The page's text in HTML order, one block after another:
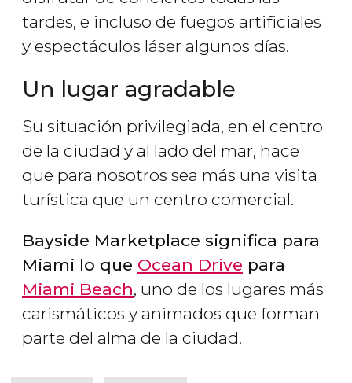
tardes, e incluso de fuegos artificiales
y espectáculos láser algunos días.
Un lugar agradable
Su situación privilegiada, en el centro
de la ciudad y al lado del mar, hace
que para nosotros sea más una visita
turística que un centro comercial.
Bayside Marketplace significa para
Miami lo que Ocean Drive para
Miami Beach, uno de los lugares más
carismáticos y animados que forman
parte del alma de la ciudad.